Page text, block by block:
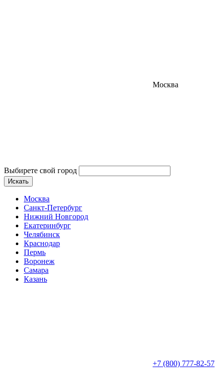
Москва
Выбирете свой город
Искать
Москва
Санкт-Петербург
Нижний Новгород
Екатеринбург
Челябинск
Краснодар
Пермь
Воронеж
Самара
Казань
+7 (800) 777-82-57